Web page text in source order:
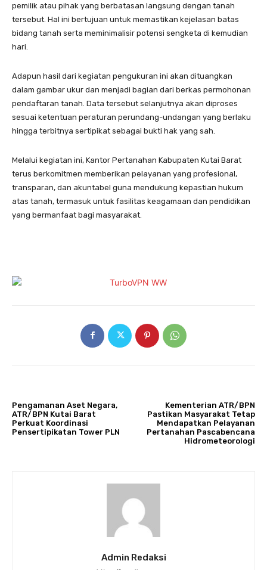
pemilik atau pihak yang berbatasan langsung dengan tanah
tersebut. Hal ini bertujuan untuk memastikan kejelasan batas
bidang tanah serta meminimalisir potensi sengketa di kemudian
hari.
Adapun hasil dari kegiatan pengukuran ini akan dituangkan
dalam gambar ukur dan menjadi bagian dari berkas permohonan
pendaftaran tanah. Data tersebut selanjutnya akan diproses
sesuai ketentuan peraturan perundang-undangan yang berlaku
hingga terbitnya sertipikat sebagai bukti hak yang sah.
Melalui kegiatan ini, Kantor Pertanahan Kabupaten Kutai Barat
terus berkomitmen memberikan pelayanan yang profesional,
transparan, dan akuntabel guna mendukung kepastian hukum
atas tanah, termasuk untuk fasilitas keagamaan dan pendidikan
yang bermanfaat bagi masyarakat.
Pengamanan Aset Negara,
ATR/BPN Kutai Barat
Perkuat Koordinasi
Pensertipikatan Tower PLN
Kementerian ATR/BPN
Pastikan Masyarakat Tetap
Mendapatkan Pelayanan
Pertanahan Pascabencana
Hidrometeorologi
Admin Redaksi